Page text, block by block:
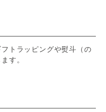
トラッピングや熨斗（の
す。